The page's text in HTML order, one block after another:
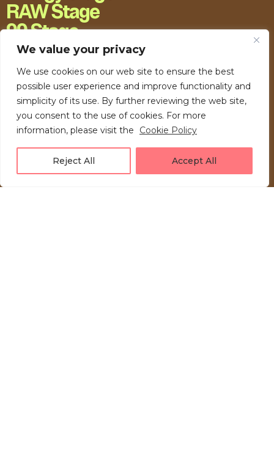
We value your privacy
We use cookies on our web site to ensure the best
possible user experience and improve functionality and
simplicity of its use. By further reviewing the web site,
you consent to the use of cookies. For more
information, please visit the
Cookie Policy
Reject All Accept All
RAW Stage
99 Stage
H20 Stage